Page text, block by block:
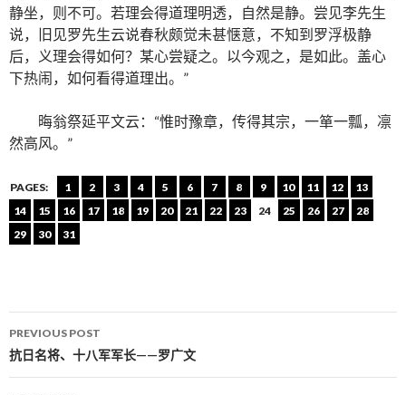
静坐，则不可。若理会得道理明透，自然是静。尝见李先生
说，旧见罗先生云说春秋颇觉未甚惬意，不知到罗浮极静
后，义理会得如何？某心尝疑之。以今观之，是如此。盖心
下热闹，如何看得道理出。”
晦翁祭延平文云：“惟时豫章，传得其宗，一箪一瓢，凛
然高风。”
PAGES: 1 2 3 4 5 6 7 8 9 10 11 12
13
14
15 16 17 18 19 20 21 22 23 24 25 26 27
28
29
30 31
Post navigation
PREVIOUS POST
抗日名将、十八军军长——罗广文